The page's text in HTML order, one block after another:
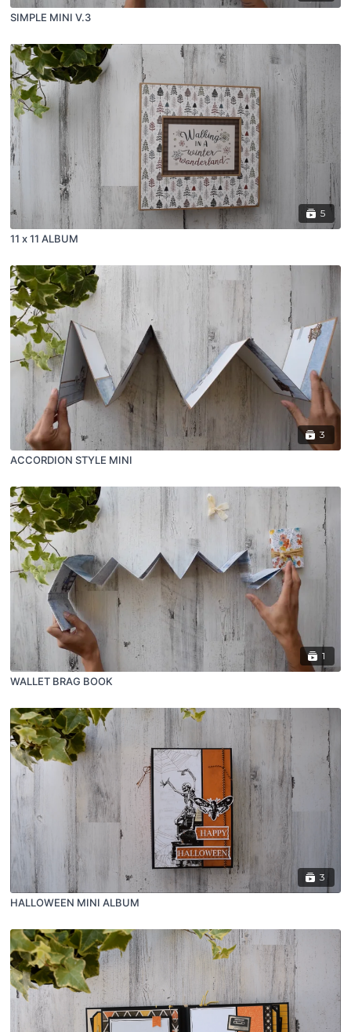
SIMPLE MINI V.3
5
11 x 11 ALBUM
3
ACCORDION STYLE MINI
1
WALLET BRAG BOOK
3
HALLOWEEN MINI ALBUM